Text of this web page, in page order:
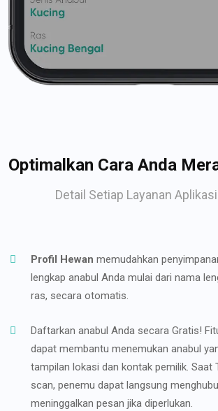
Optimalkan Cara Anda
Detail Setiap Layanan Aplikasi
Profil Hewan memudahkan
lengkap anabul Anda mulai dari nama
ras, secara otomatis.
Daftarkan anabul Anda secara Gratis!
dapat membantu menemukan anabul
tampilan lokasi dan kontak pemilik. Saat
scan, penemu dapat langsung
meninggalkan pesan jika diperlukan.